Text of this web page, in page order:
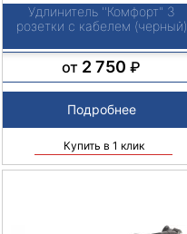
Удлинитель ''Комфорт" 3
розетки с кабелем (черный)
от 2 750₽
Подробнее
Купить в 1 клик